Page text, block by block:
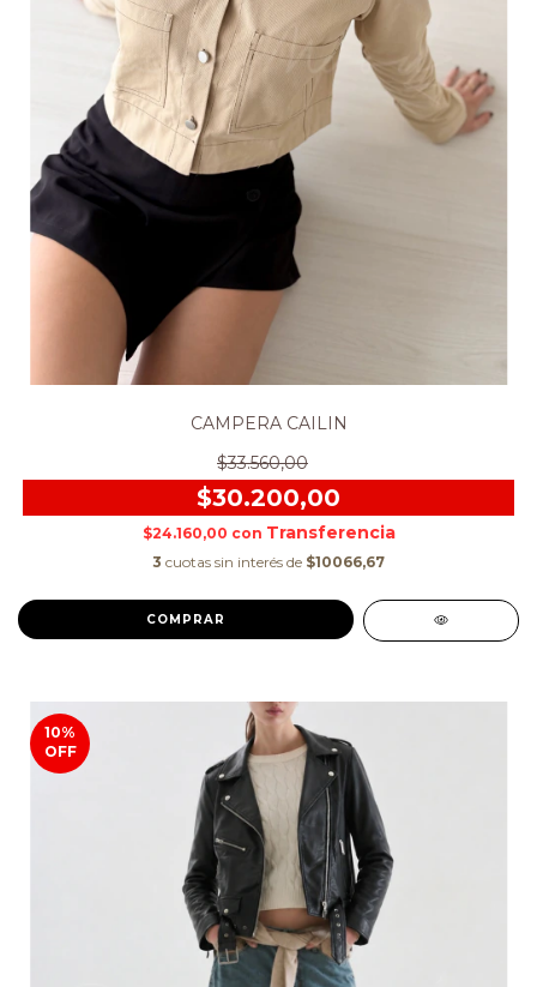
CAMPERA CAILIN
$33.560,00
$30.200,00
$24.160,00 con
3 cuotas sin interés de $10066,67
COMPRAR
10%
OFF